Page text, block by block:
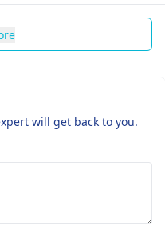
will get back to you.